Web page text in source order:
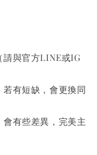
請與官方LINE或IG
有短缺，會更換同
有些差異，完美主